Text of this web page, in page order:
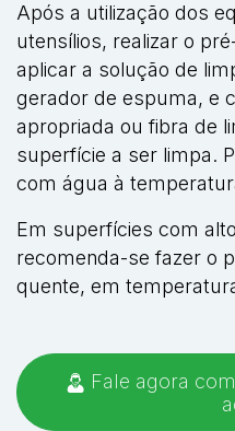
Após a utilização dos
utensílios, realizar o
aplicar a solução de
gerador de espuma, e
apropriada ou fibra de
superfície a ser limpa.
com água à
Em superfícies com
recomenda-se fazer o
quente, em
Fale agora